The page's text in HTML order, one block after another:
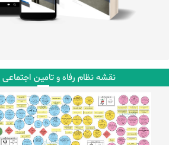
نقشه نظام رفاه و تامین اجتماعی